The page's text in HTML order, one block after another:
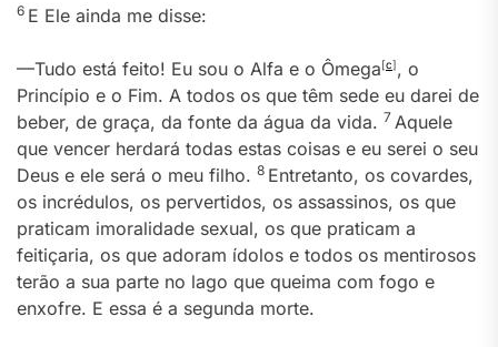
6 E Ele ainda me disse:
—Tudo está feito! Eu sou o Alfa e o Ômega[c], o
Princípio e o Fim. A todos os que têm sede eu darei de
beber, de graça, da fonte da água da vida. 7 Aquele
que vencer herdará todas estas coisas e eu serei o seu
Deus e ele será o meu filho. 8 Entretanto, os covardes,
os incrédulos, os pervertidos, os assassinos, os que
praticam imoralidade sexual, os que praticam a
feitiçaria, os que adoram ídolos e todos os mentirosos
terão a sua parte no lago que queima com fogo e
enxofre. E essa é a segunda morte.